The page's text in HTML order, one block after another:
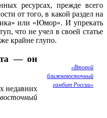
ресурсах, прежде всего
от того, в какой раздел на
или «Юмор». И упрекать
что не учел в своей статье
крайне глупо.
«Второй
ближневосточный
гамбит России»
— он
недавних